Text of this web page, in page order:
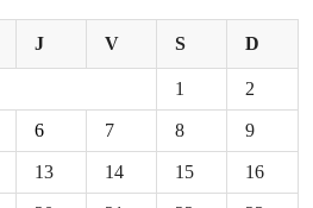
J V S D
1 2
6 7 8 9
13 14 15 16